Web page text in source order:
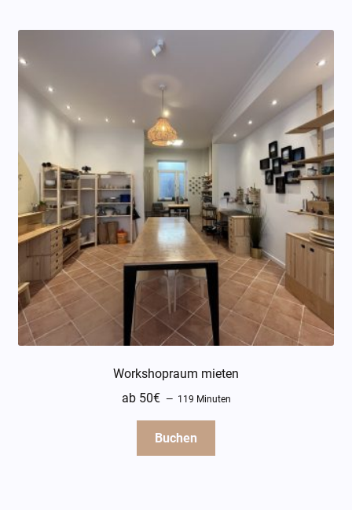
Workshopraum mieten
ab 50€
119 Minuten
Buchen